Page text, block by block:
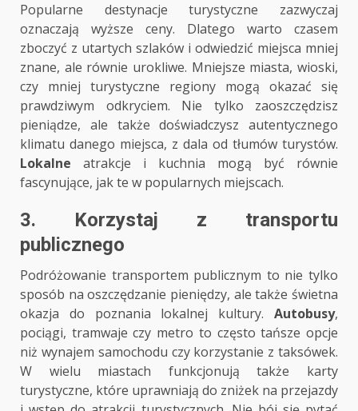
Popularne destynacje turystyczne zazwyczaj
oznaczają wyższe ceny. Dlatego warto czasem
zboczyć z utartych szlaków i odwiedzić miejsca mniej
znane, ale równie urokliwe. Mniejsze miasta, wioski,
czy mniej turystyczne regiony mogą okazać się
prawdziwym odkryciem. Nie tylko zaoszczędzisz
pieniądze, ale także doświadczysz autentycznego
klimatu danego miejsca, z dala od tłumów turystów.
Lokalne atrakcje i kuchnia mogą być równie
fascynujące, jak te w popularnych miejscach.
3. Korzystaj z transportu
publicznego
Podróżowanie transportem publicznym to nie tylko
sposób na oszczędzanie pieniędzy, ale także świetna
okazja do poznania lokalnej kultury. Autobusy,
pociągi, tramwaje czy metro to często tańsze opcje
niż wynajem samochodu czy korzystanie z taksówek.
W wielu miastach funkcjonują także karty
turystyczne, które uprawniają do zniżek na przejazdy